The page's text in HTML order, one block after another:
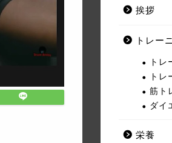
挨拶
トレー
トレ
トレ
筋ト
ダイ
栄養